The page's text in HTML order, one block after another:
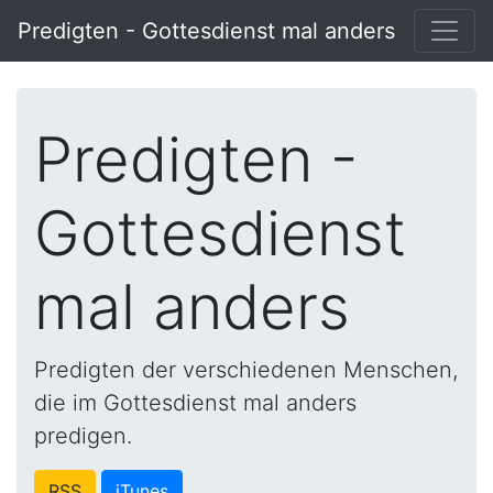
Predigten - Gottesdienst mal anders
Predigten -
Gottesdienst
mal anders
Predigten der verschiedenen Menschen,
die im Gottesdienst mal anders
predigen.